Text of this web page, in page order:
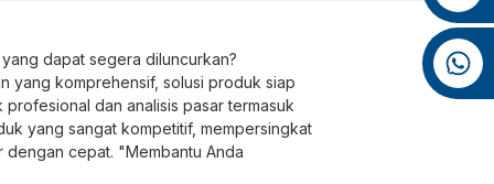
dapat segera diluncurkan?
yang komprehensif, solusi produk siap
dan analisis pasar termasuk
yang sangat kompetitif, mempersingkat
cepat. "Membantu Anda